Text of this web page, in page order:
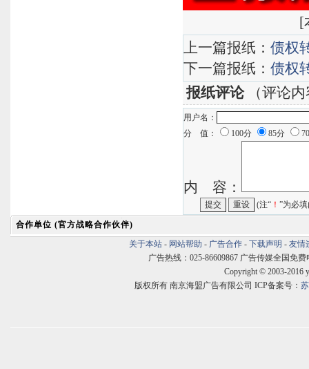
[
上一篇报纸： 债权
下一篇报纸： 债权
报纸评论（评论内
用户名：
分 值：
100分 85分
内 容：
(注“ ！ ”为必
合作单位 (官方战略合作伙伴)
关于本站 - 网站帮助 - 广告合作 - 下载声明 - 友情
广告热线：025-86609867 广告传媒全国免费
Copyright © 2003-2016
版权所有 南京海盟广告有限公司 ICP备案号：